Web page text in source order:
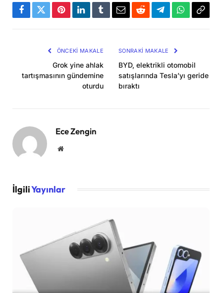
Facebook
TwitterPinterestLinkedInTumblrEmailRedditTelegramWhatsApp
ÖNCEKI MAKALE
Grok yine ahlak
tartışmasının gündemine
oturdu
SONRAKI MAKALE
BYD, elektrikli otomobil
satışlarında Tesla’yı geride
bıraktı
Ece Zengin
Website
İlgiliYayınlar